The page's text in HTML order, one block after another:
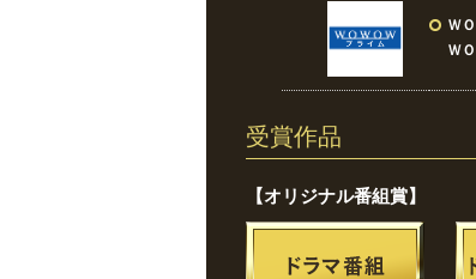
Ｗ
Ｗ
受賞作品
【オリジナル番組賞】